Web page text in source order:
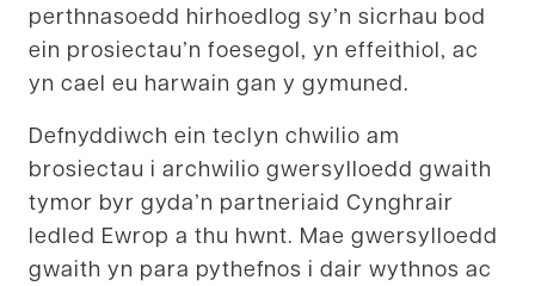
perthnasoedd hirhoedlog sy’n sicrhau bod
ein prosiectau’n foesegol, yn effeithiol, ac
yn cael eu harwain gan y gymuned.
Defnyddiwch ein teclyn chwilio am
brosiectau i archwilio gwersylloedd gwaith
tymor byr gyda’n partneriaid Cynghrair
ledled Ewrop a thu hwnt. Mae gwersylloedd
gwaith yn para pythefnos i dair wythnos ac